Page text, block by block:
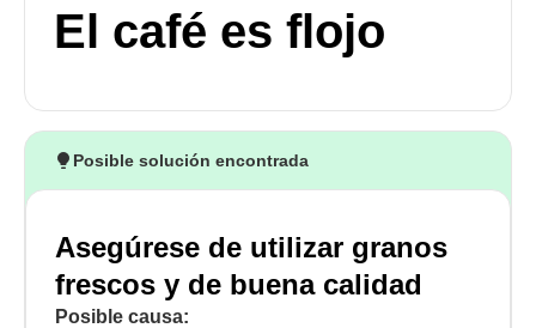
El café es flojo
Posible solución encontrada
Asegúrese de utilizar granos
frescos y de buena calidad
Posible causa: